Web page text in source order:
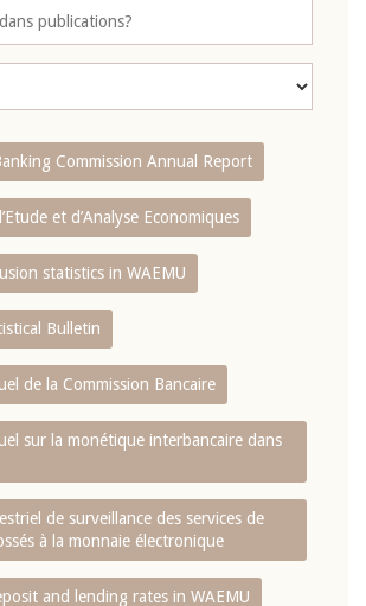
Commission Annual Report
et d’Analyse Economiques
statistics in WAEMU
Bulletin
de la Commission Bancaire
sur la monétique interbancaire dans
de surveillance des services de
à la monnaie électronique
and lending rates in WAEMU